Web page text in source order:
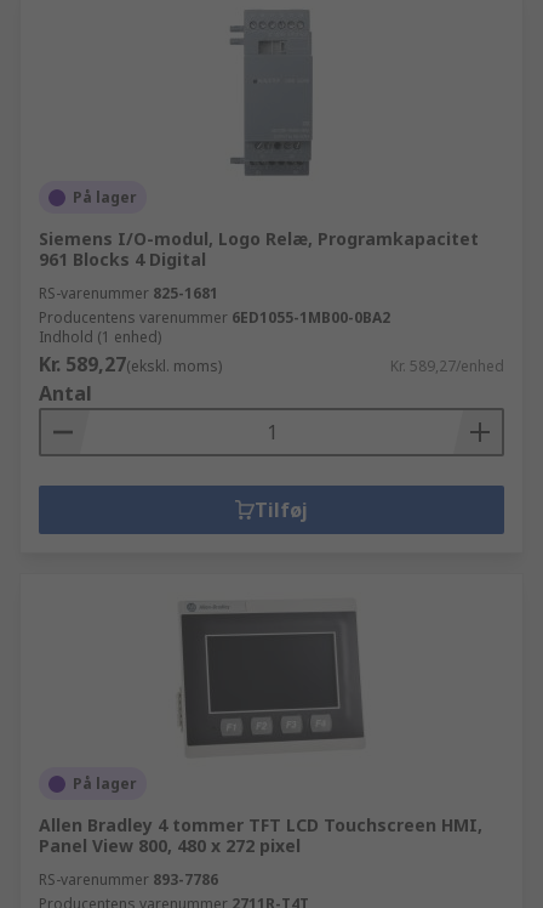
På lager
Siemens I/O-modul, Logo Relæ, Programkapacitet
961 Blocks 4 Digital
RS-varenummer 825-1681
Producentens varenummer 6ED1055-1MB00-0BA2
Indhold (1 enhed)
Kr. 589,27(ekskl. moms) Kr. 589,27/enhed
Antal
Tilføj
På lager
Allen Bradley 4 tommer TFT LCD Touchscreen HMI,
Panel View 800, 480 x 272 pixel
RS-varenummer 893-7786
Producentens varenummer 2711R-T4T